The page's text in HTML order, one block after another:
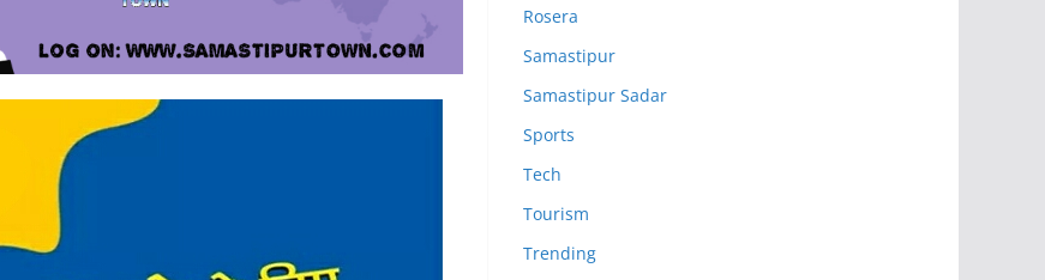
Rosera
Samastipur
Samastipur Sadar
Sports
Tech
Tourism
Trending